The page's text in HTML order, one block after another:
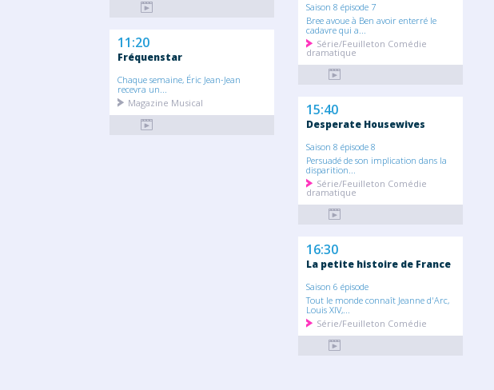
11:20
Fréquenstar
Chaque semaine, Éric Jean-Jean
recevra un...
Magazine Musical
Saison 8 épisode 7
Bree avoue à Ben avoir enterré le
cadavre qui a...
Série/Feuilleton Comédie
dramatique
15:40
Desperate Housewives
Saison 8 épisode 8
Persuadé de son implication dans la
disparition...
Série/Feuilleton Comédie
dramatique
16:30
La petite histoire de France
Saison 6 épisode
Tout le monde connaît Jeanne d'Arc,
Louis XIV,...
Série/Feuilleton Comédie